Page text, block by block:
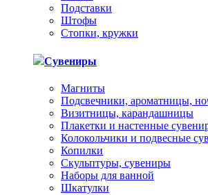
Подставки
Штофы
Стопки, кружки
Сувениры
Магниты
Подсвечники, ароматницы,
Визитницы, карандашницы
Плакетки и настенные
Колокольчики и подвесные
Копилки
Скульптуры, сувениры
Наборы для ванной
Шкатулки